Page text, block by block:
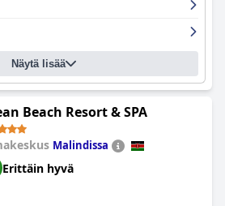
Näytä lisää
Beach Resort & SPA
Malindissa
Erittäin hyvä